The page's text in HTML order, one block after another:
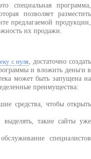
специальная программа,
позволяет разместить
предлагаемой продукции,
их продажи.
с нуля , достаточно создать
и вложить деньги в
может быть запущена на
преимущества:
средства, чтобы открыть
такие сайты уже
специалистов